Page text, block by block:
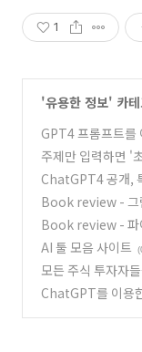
1
'유용한 정보' 카
GPT4 프롬프트를
공부하기
(0)
주제만 입력하면 '
I 본격화 (0)
ChatGPT4 공개,
의 차이점 (1)
Book review - 그
신러닝 강의 (0)
Book review - 파
폴리오 만들기
(0)
AI 툴 모음 사이트
모든 주식 투자자
co.kr (0)
ChatGPT를 이용